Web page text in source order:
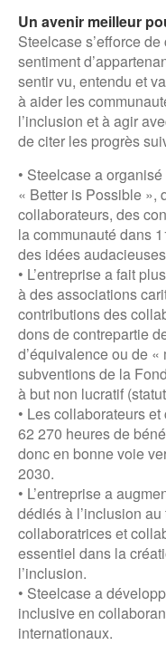
Un avenir meilleur
Steelcase s’efforce
sentiment
sentir vu, entendu et
à aider les
l’inclusion et à agir
de citer les progrès
• Steelcase a
« Better is Possible »,
collaborateurs, des
la communauté dans
des idées
• L’entreprise a fait
à des associations
contributions des
dons de contrepartie
d’équivalence ou de
subventions de la
à but non lucratif
• Les collaborateurs
62 270 heures de
donc en bonne voie
2030.
• L’entreprise a
dédiés à l’inclusion
collaboratrices et
essentiel dans la
l’inclusion.
• Steelcase a
inclusive en
internationaux.